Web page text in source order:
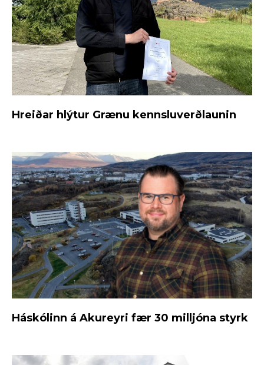
Hreiðar hlýtur Grænu kennsluverðlaunin
Háskólinn á Akureyri fær 30 milljóna styrk